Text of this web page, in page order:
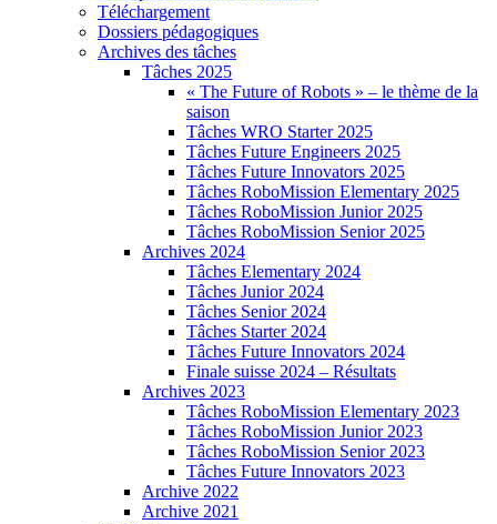
Téléchargement
Dossiers pédagogiques
Archives des tâches
Tâches 2025
« The Future of Robots » – le thème de la
saison
Tâches WRO Starter 2025
Tâches Future Engineers 2025
Tâches Future Innovators 2025
Tâches RoboMission Elementary 2025
Tâches RoboMission Junior 2025
Tâches RoboMission Senior 2025
Archives 2024
Tâches Elementary 2024
Tâches Junior 2024
Tâches Senior 2024
Tâches Starter 2024
Tâches Future Innovators 2024
Finale suisse 2024 – Résultats
Archives 2023
Tâches RoboMission Elementary 2023
Tâches RoboMission Junior 2023
Tâches RoboMission Senior 2023
Tâches Future Innovators 2023
Archive 2022
Archive 2021